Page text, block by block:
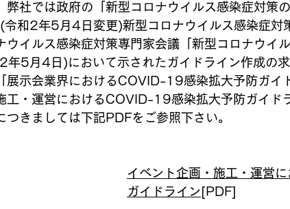
弊社では政府の「新型コロナウイルス感染症対策
和2年5月4日変更)新型コロナウイルス感染症対
ウイルス感染症対策専門家会議「新型コロナウイ
年5月4日)において示されたガイドライン作成の
展示会業界におけるCOVID-19感染拡大予防ガイ
工・運営におけるCOVID-19感染拡大予防ガイド
つきましては下記PDFをご参照下さい。
イベント企画・施工・運営
ガイドライン [PDF]